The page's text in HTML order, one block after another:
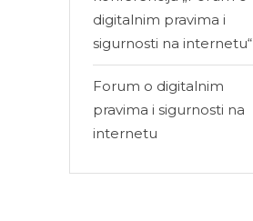
digitalnim pravima i
sigurnosti na internetu“
Forum o digitalnim
pravima i sigurnosti na
internetu